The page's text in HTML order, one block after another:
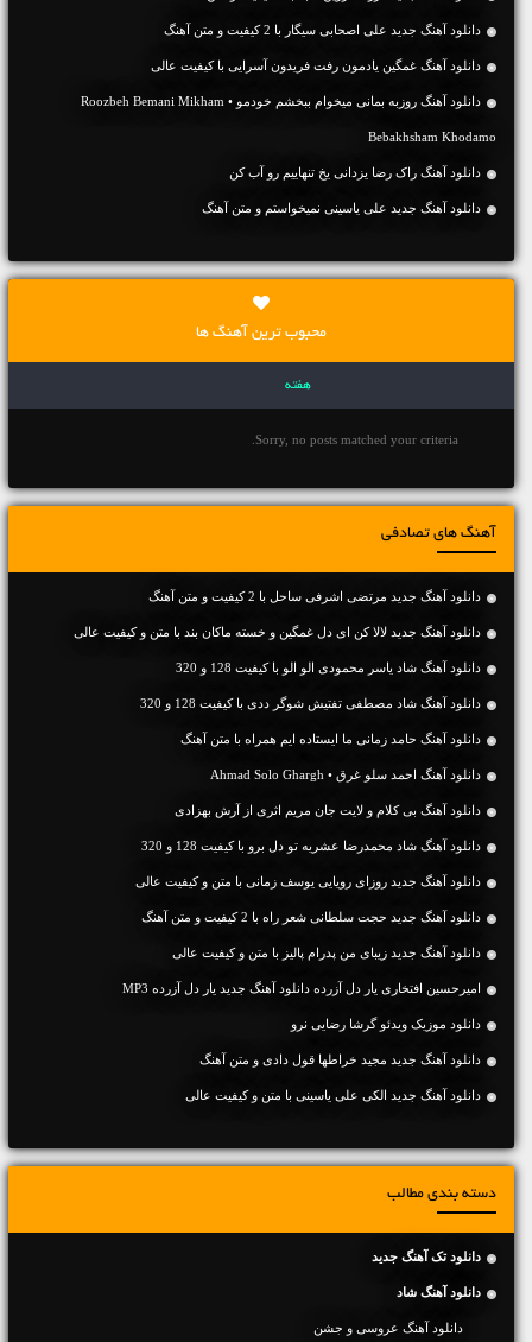
دانلود آهنگ جديد علی اصحابی سیگار با 2 کیفیت و متن آهنگ
دانلود آهنگ غمگین یادمون رفت فریدون آسرایی با کیفیت عالی
دانلود آهنگ روزبه بمانی میخوام ببخشم خودمو • Roozbeh Bemani Mikham
Bebakhsham Khodamo
دانلود آهنگ راک رضا یزدانی یخ تنهاییم رو آب کن
دانلود آهنگ جديد علی یاسینی نمیخواستم و متن آهنگ
محبوب ترین آهنگ ها
هفته
Sorry, no posts matched your criteria.
آهنگ های تصادفی
دانلود آهنگ جديد مرتضی اشرفی ساحل با 2 کیفیت و متن آهنگ
دانلود آهنگ جديد لالا کن ای دل غمگین و خسته ماکان بند با متن و کیفیت عالی
دانلود آهنگ شاد یاسر محمودی الو الو با کیفیت 128 و 320
دانلود آهنگ شاد مصطفی تفتیش شوگر ددی با کیفیت 128 و 320
دانلود آهنگ حامد زمانی ما ایستاده ایم همراه با متن آهنگ
دانلود آهنگ احمد سلو غرق • Ahmad Solo Ghargh
دانلود آهنگ بی کلام و لایت جان مریم اثری از آرش بهزادی
دانلود آهنگ شاد محمدرضا عشریه تو دل برو با کیفیت 128 و 320
دانلود آهنگ جديد روزای رویایی یوسف زمانی با متن و کیفیت عالی
دانلود آهنگ جديد حجت سلطانی شعر راه با 2 کیفیت و متن آهنگ
دانلود آهنگ جديد زیبای من پدرام پالیز با متن و کیفیت عالی
امیرحسین افتخاری یار دل آزرده دانلود آهنگ جدید یار دل آزرده MP3
دانلود موزیک ویدئو گرشا رضایی نرو
دانلود آهنگ جديد مجید خراطها قول دادی و متن آهنگ
دانلود آهنگ جديد الکی علی یاسینی با متن و کیفیت عالی
دسته بندی مطالب
دانلود تک آهنگ جدید
دانلود آهنگ شاد
دانلود آهنگ عروسی و جشن